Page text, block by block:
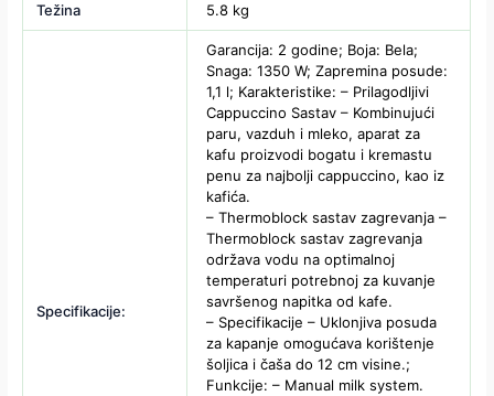
Težina 5.8 kg
Specifikacije:
Garancija: 2 godine; Boja: Bela;
Snaga: 1350 W; Zapremina posude:
1,1 l; Karakteristike: – Prilagodljivi
Cappuccino Sastav – Kombinujući
paru, vazduh i mleko, aparat za
kafu proizvodi bogatu i kremastu
penu za najbolji cappuccino, kao iz
kafića.
– Thermoblock sastav zagrevanja –
Thermoblock sastav zagrevanja
održava vodu na optimalnoj
temperaturi potrebnoj za kuvanje
savršenog napitka od kafe.
– Specifikacije – Uklonjiva posuda
za kapanje omogućava korištenje
šoljica i čaša do 12 cm visine.;
Funkcije: – Manual milk system.